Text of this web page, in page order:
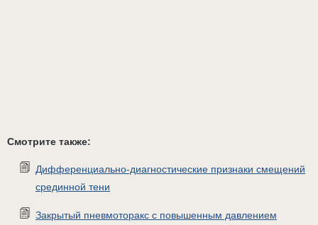
Смотрите также:
Дифференциально-диагностические признаки смещений
срединной тени
Закрытый пневмоторакс с повышенным давлением